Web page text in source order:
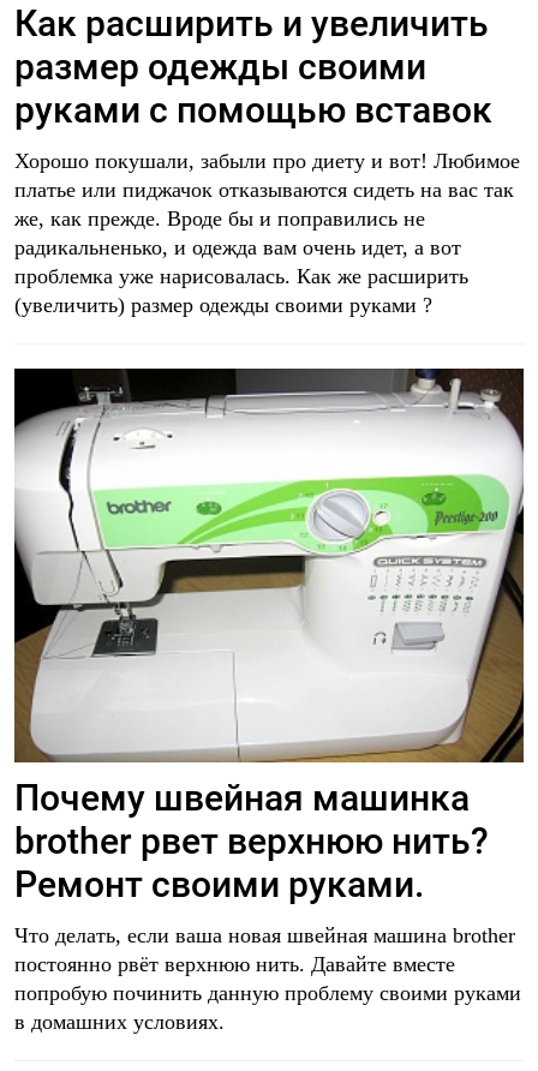
Как расширить и увеличить
размер одежды своими
руками с помощью вставок
Хорошо покушали, забыли про диету и вот! Любимое
платье или пиджачок отказываются сидеть на вас так
же, как прежде. Вроде бы и поправились не
радикальненько, и одежда вам очень идет, а вот
проблемка уже нарисовалась. Как же расширить
(увеличить) размер одежды своими руками ?
Почему швейная машинка
brother рвет верхнюю нить?
Ремонт своими руками.
Что делать, если ваша новая швейная машина brother
постоянно рвёт верхнюю нить. Давайте вместе
попробую починить данную проблему своими руками
в домашних условиях.